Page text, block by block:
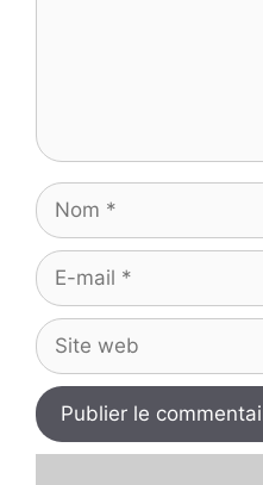
Nom
E-
mail
Site
web